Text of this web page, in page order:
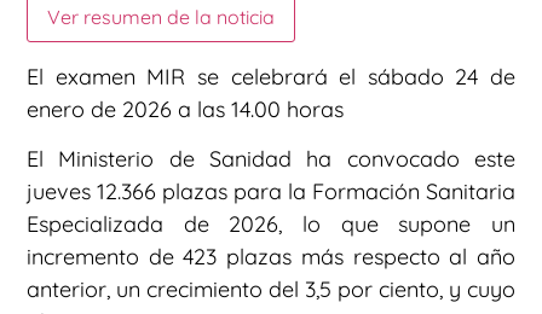
Ver resumen de la noticia
El examen MIR se celebrará el sábado 24 de
enero de 2026 a las 14.00 horas
El Ministerio de Sanidad ha convocado este
jueves 12.366 plazas para la Formación Sanitaria
Especializada de 2026, lo que supone un
incremento de 423 plazas más respecto al año
anterior, un crecimiento del 3,5 por ciento, y cuyo